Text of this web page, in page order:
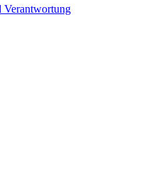
Verantwortung